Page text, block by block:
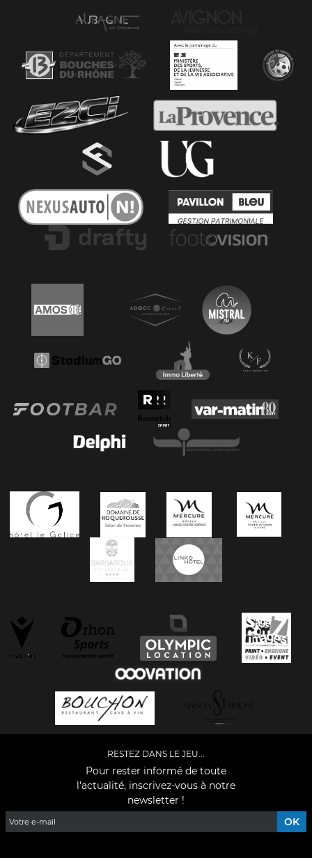
RESTEZ DANS LE JEU...
Pour rester informé de toute
l'actualité, inscrivez-vous à notre
newsletter !